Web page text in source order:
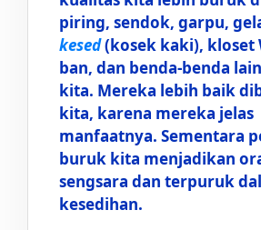
piring, sendok, garpu,
kesed(kosek kaki), kloset
ban, dan benda-benda
kita. Mereka lebih baik
kita, karena mereka jelas
manfaatnya. Sementara
buruk kita menjadikan
sengsara dan terpuruk
kesedihan.